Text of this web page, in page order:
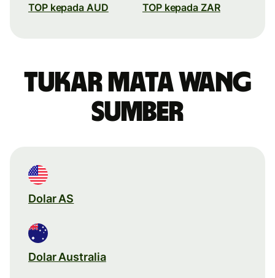
TOP kepada AUD TOP kepada ZAR
Tukar mata wang
sumber
Dolar AS
Dolar Australia